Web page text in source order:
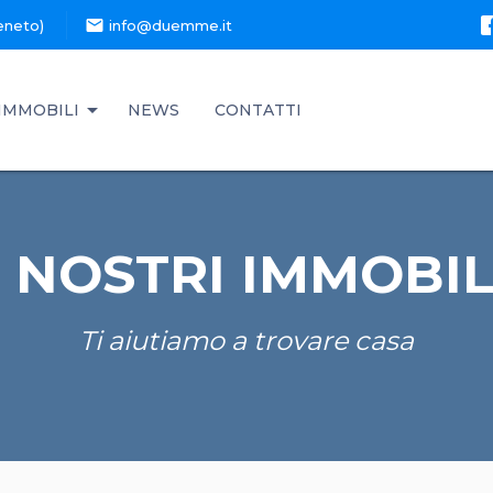
mail info@duemme.it
NEWS CONTATTI
NOSTRI
Ti aiutiamo a trovare casa